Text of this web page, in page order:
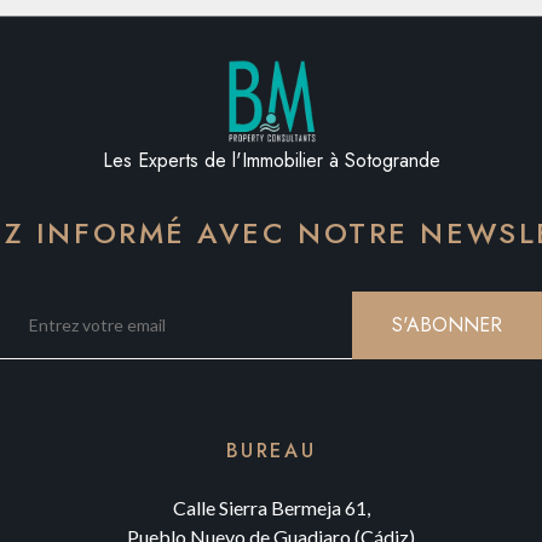
Les Experts de l'Immobilier à Sotogrande
INFORMÉ AVEC NOTRE
S'ABONNER
BUREAU
Calle Sierra Bermeja 61,
Pueblo Nuevo de Guadiaro (Cádiz)